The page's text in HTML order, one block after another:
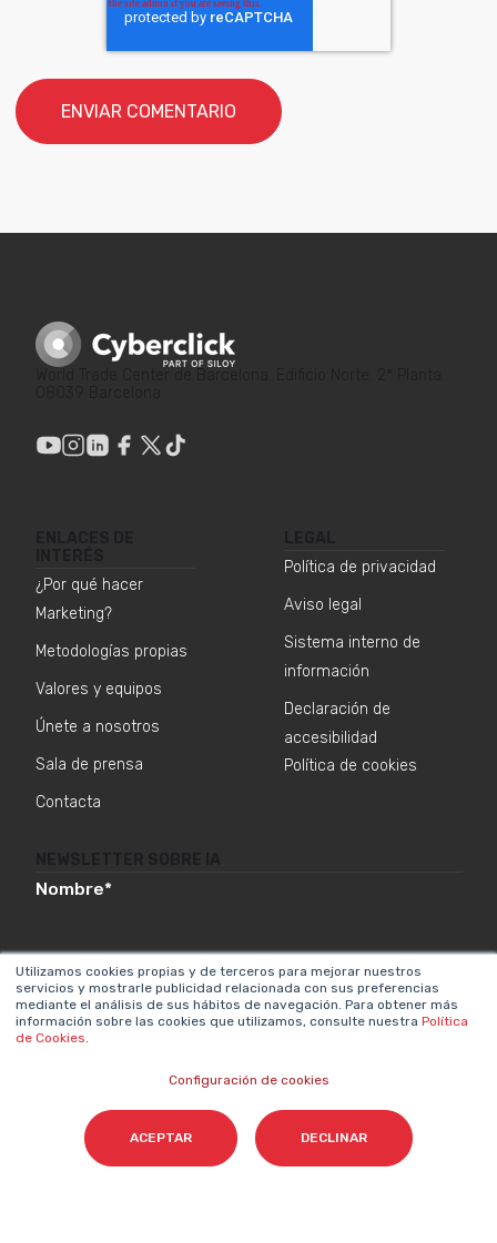
Utilizamos cookies propias y de terceros para mejorar nuestros
servicios y mostrarle publicidad relacionada con sus preferencias
mediante el análisis de sus hábitos de navegación. Para obtener más
información sobre las cookies que utilizamos, consulte nuestra Política
de Cookies.
Configuración de cookies
ACEPTAR DECLINAR
¿Por qué hacer
Marketing?
Metodologías propias
Valores y equipos
Únete a nosotros
Sala de prensa
Contacta
Política de privacidad
Aviso legal
Sistema interno de
información
Declaración de
accesibilidad
Política de cookies
Nombre*
Email*
Cyberclick me contacte conforme a la
Política de Privacidad.*